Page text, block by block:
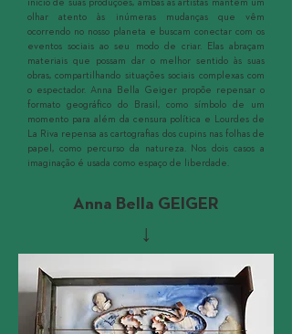
início de suas produções, ambas as artistas mantêm um
olhar atento às inúmeras mudanças que vêm
ocorrendo no nosso planeta e buscam conectar com os
eventos sociais ao seu modo de criar. Elas abraçam
materiais que possam dar o melhor sentido às suas
obras, compartilhando situações sociais complexas com
o espectador. Anna Bella Geiger propõe repensar o
formato geográfico do Brasil, como símbolo de um
momento para além da censura política e Lourdes de
La Riva repensa as cartografias dos cupins nas folhas de
papel, como percurso da natureza. Nos dois casos a
imaginação é usada como espaço de liberdade.
Anna Bella GEIGER
↓